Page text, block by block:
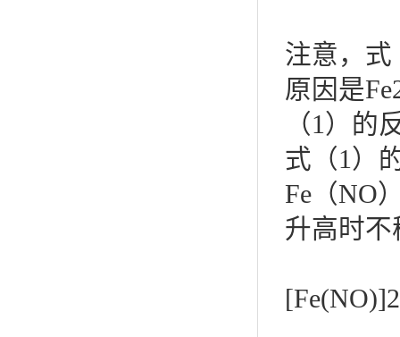
注意，式
原因是
（1）的
式（1）
Fe（NO
升高时